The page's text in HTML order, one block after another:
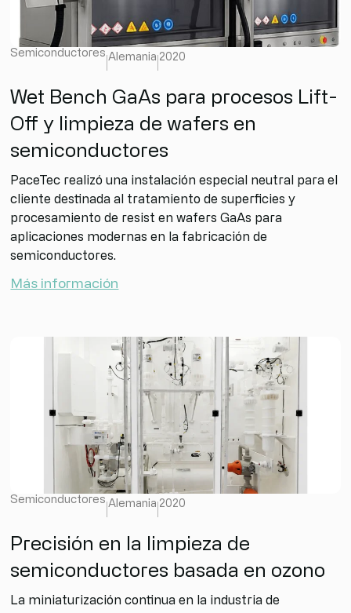
Semiconductores Alemania 2020
Wet Bench GaAs para procesos Lift-
Off y limpieza de wafers en
semiconductores
PaceTec realizó una instalación especial neutral para el
cliente destinada al tratamiento de superficies y
procesamiento de resist en wafers GaAs para
aplicaciones modernas en la fabricación de
semiconductores.
Más información
Semiconductores Alemania 2020
Precisión en la limpieza de
semiconductores basada en ozono
La miniaturización continua en la industria de